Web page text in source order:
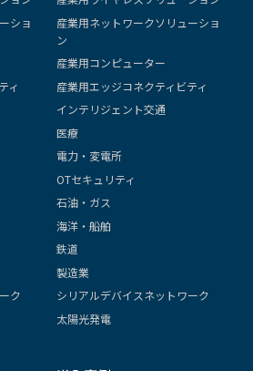
ショ
ィ
ク
産業用ネットワークソリューショ
ン
産業用コンピューター
産業用エッジコネクティビティ
インテリジェント交通
医療
電力・変電所
OTセキュリティ
石油・ガス
海洋・船舶
鉄道
製造業
シリアルデバイスネットワーク
太陽光発電